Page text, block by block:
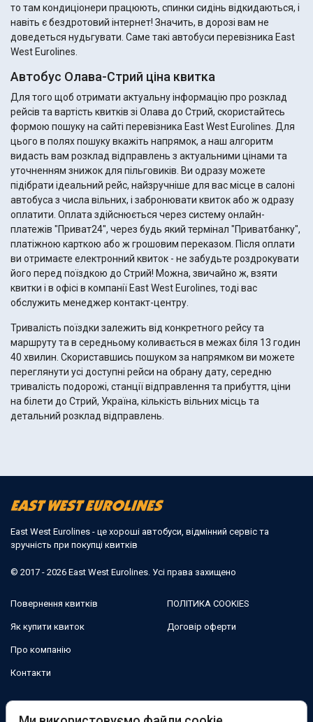
то там кондиціонери працюють, спинки сидінь відкидаються, і
навіть є бездротовий інтернет! Значить, в дорозі вам не
доведеться нудьгувати. Саме такі автобуси перевізника East
West Eurolines.
Автобус Олава-Стрий ціна квитка
Для того щоб отримати актуальну інформацію про розклад
рейсів та вартість квитків зі Олава до Стрий, скористайтесь
формою пошуку на сайті перевізника East West Eurolines. Для
цього в полях пошуку вкажіть напрямок, а наш алгоритм
видасть вам розклад відправлень з актуальними цінами та
уточненням знижок для пільговиків. Ви одразу можете
підібрати ідеальний рейс, найзручніше для вас місце в салоні
автобуса з числа вільних, і забронювати квиток або ж одразу
оплатити. Оплата здійснюється через систему онлайн-
платежів "Приват24", через будь який термінал "Приватбанку",
платіжною карткою або ж грошовим переказом. Після оплати
ви отримаєте електронний квиток - не забудьте роздрокувати
його перед поїздкою до Стрий! Можна, звичайно ж, взяти
квитки і в офісі в компанії East West Eurolines, тоді вас
обслужить менеджер контакт-центру.
Тривалість поїздки залежить від конкретного рейсу та
маршруту та в середньому коливається в межах біля 13 годин
40 хвилин. Скориставшись пошуком за напрямком ви можете
переглянути усі доступні рейси на обрану дату, середню
тривалість подорожі, станції відправлення та прибуття, ціни
на білети до Стрий, Україна, кількість вільних місць та
детальний розклад відправлень.
East West Eurolines - це хороші автобуси, відмінний сервіс та
зручність при покупці квитків
© 2017 - 2026 East West Eurolines. Усі права захищено
Повернення квитків
Як купити квиток
Про компанію
Контакти
ПОЛІТИКА COOKIES
Договір оферти